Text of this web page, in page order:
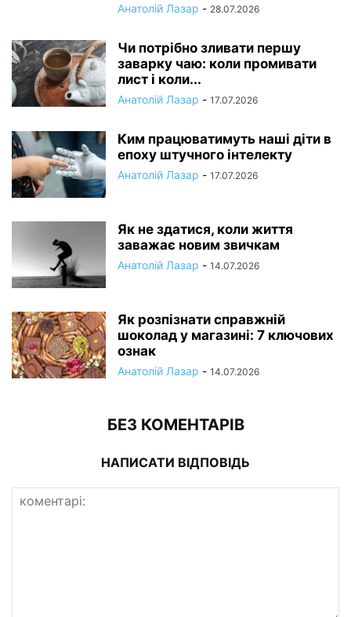
Анатолій Лазар - 28.07.2026
Чи потрібно зливати першу
заварку чаю: коли промивати
лист і коли...
Анатолій Лазар - 17.07.2026
Ким працюватимуть наші діти в
епоху штучного інтелекту
Анатолій Лазар - 17.07.2026
Як не здатися, коли життя
заважає новим звичкам
Анатолій Лазар - 14.07.2026
Як розпізнати справжній
шоколад у магазині: 7 ключових
ознак
Анатолій Лазар - 14.07.2026
БЕЗ КОМЕНТАРІВ
НАПИСАТИ ВІДПОВІДЬ